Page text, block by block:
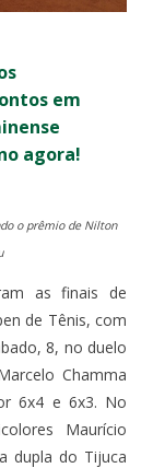
em
agora!
o prêmio de Nilton
as finais de
de Tênis, com
8, no duelo
Chamma
6x4 e 6x3. No
Maurício
dupla do Tijuca